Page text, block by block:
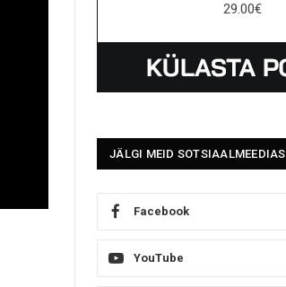
29.00€
JÄLGI MEID SOTSIAALMEEDIAS
Facebook
YouTube